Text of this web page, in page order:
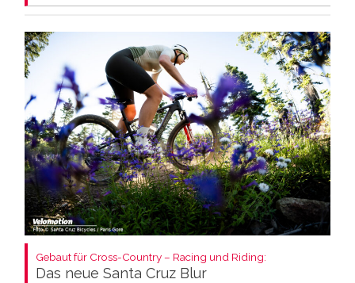
Gebaut für Cross-Country – Racing und Riding:
Das neue Santa Cruz Blur